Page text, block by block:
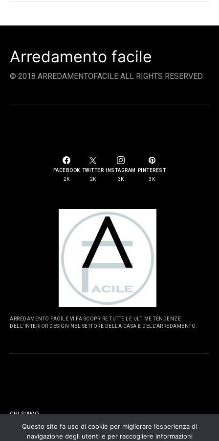
Arredamento facile
© 2018 ARREDAMENTOFACILE ALL RIGHTS RESERVED.
FACEBOOK
2K
TWITTER
2K
INSTAGRAM
3K
PINTEREST
3K
ARREDAMENTO FACILE VI FA SCOPRIRE TUTTE LE ULTIME TENDENZE
DELL'INTERIOR DESIGN NEL SETTORE DELLA CASA E DELL'ARREDAMENTO.
CHI SIAMO
CONTATTI
Questo sito fa uso di cookie per migliorare l’esperienza di
navigazione degli utenti e per raccogliere informazioni